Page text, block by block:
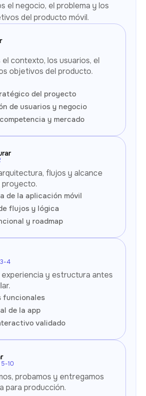
el negocio, el problema y los
del producto móvil.
el contexto, los usuarios, el
objetivos del producto.
del proyecto
de usuarios y negocio
y mercado
flujos y alcance
de la aplicación móvil
flujos y lógica
y roadmap
4
experiencia y estructura antes
funcionales
de la app
validado
5-10
probamos y entregamos
para producción.